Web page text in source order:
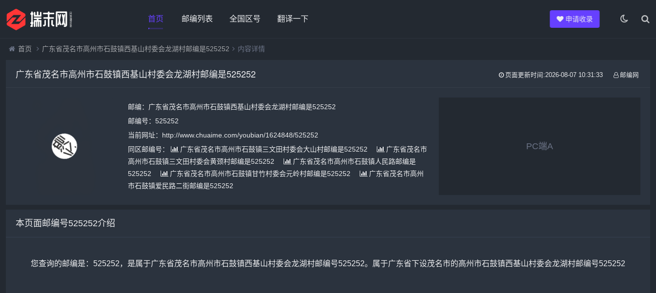
首页 邮编列表 全国区号 翻译一下 申请收录
首页 广东省茂名市高州市石鼓镇西基山村委会龙湖村邮编是525252 内容详情
广东省茂名市高州市石鼓镇西基山村委会龙湖村邮编是525252 页面更新时间:2026-08-07 10:31:33 邮编网
邮编：广东省茂名市高州市石鼓镇西基山村委会龙湖村邮编是525252
邮编号：525252
当前网址：http://www.chuaime.com/youbian/1624848/525252
同区邮编号：
广东省茂名市高州市石鼓镇三文田村委会大山村邮编是525252
广东省茂名市
高州市石鼓镇三文田村委会黄颈村邮编是525252
广东省茂名市高州市石鼓镇人民路邮编是
525252
广东省茂名市高州市石鼓镇甘竹村委会元岭村邮编是525252
广东省茂名市高州
市石鼓镇爱民路二街邮编是525252
PC端A
本页面邮编号525252介绍
您查询的邮编是：525252，是属于广东省茂名市高州市石鼓镇西基山村委会龙湖村邮编号525252。属于广东省下设茂名市的高州市石鼓镇西基山村委会龙湖村邮编号525252